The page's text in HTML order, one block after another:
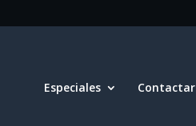
Especiales Contactar